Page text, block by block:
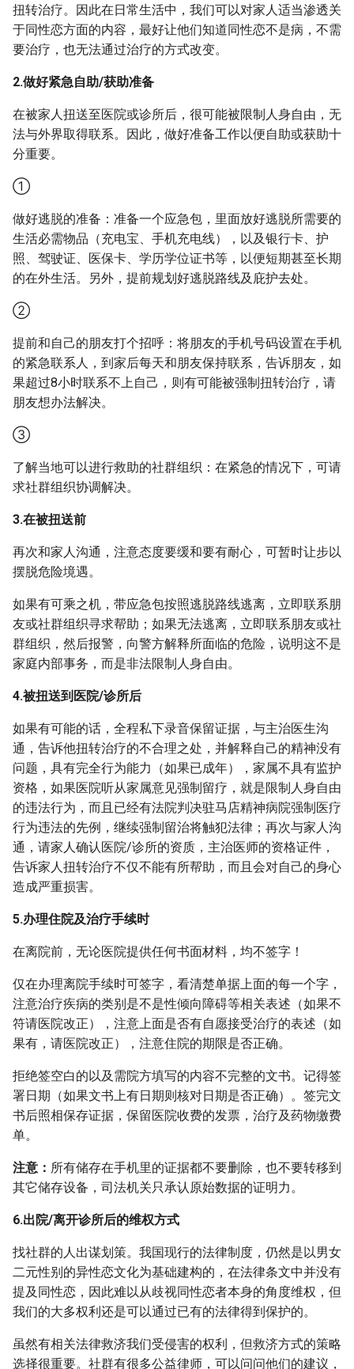
扭转治疗。因此在日常生活中，我们可以对家人适当渗透关
于同性恋方面的内容，最好让他们知道同性恋不是病，不需
要治疗，也无法通过治疗的方式改变。
2.做好紧急自助/获助准备
在被家人扭送至医院或诊所后，很可能被限制人身自由，无
法与外界取得联系。因此，做好准备工作以便自助或获助十
分重要。
①
做好逃脱的准备：准备一个应急包，里面放好逃脱所需要的
生活必需物品（充电宝、手机充电线），以及银行卡、护
照、驾驶证、医保卡、学历学位证书等，以便短期甚至长期
的在外生活。另外，提前规划好逃脱路线及庇护去处。
②
提前和自己的朋友打个招呼：将朋友的手机号码设置在手机
的紧急联系人，到家后每天和朋友保持联系，告诉朋友，如
果超过8小时联系不上自己，则有可能被强制扭转治疗，请
朋友想办法解决。
③
了解当地可以进行救助的社群组织：在紧急的情况下，可请
求社群组织协调解决。
3.在被扭送前
再次和家人沟通，注意态度要缓和要有耐心，可暂时让步以
摆脱危险境遇。
如果有可乘之机，带应急包按照逃脱路线逃离，立即联系朋
友或社群组织寻求帮助；如果无法逃离，立即联系朋友或社
群组织，然后报警，向警方解释所面临的危险，说明这不是
家庭内部事务，而是非法限制人身自由。
4.被扭送到医院/诊所后
如果有可能的话，全程私下录音保留证据，与主治医生沟
通，告诉他扭转治疗的不合理之处，并解释自己的精神没有
问题，具有完全行为能力（如果已成年），家属不具有监护
资格，如果医院听从家属意见强制留疗，就是限制人身自由
的违法行为，而且已经有法院判决驻马店精神病院强制医疗
行为违法的先例，继续强制留治将触犯法律；再次与家人沟
通，请家人确认医院/诊所的资质，主治医师的资格证件，
告诉家人扭转治疗不仅不能有所帮助，而且会对自己的身心
造成严重损害。
5.办理住院及治疗手续时
在离院前，无论医院提供任何书面材料，均不签字！
仅在办理离院手续时可签字，看清楚单据上面的每一个字，
注意治疗疾病的类别是不是性倾向障碍等相关表述（如果不
符请医院改正），注意上面是否有自愿接受治疗的表述（如
果有，请医院改正），注意住院的期限是否正确。
拒绝签空白的以及需院方填写的内容不完整的文书。记得签
署日期（如果文书上有日期则核对日期是否正确）。签完文
书后照相保存证据，保留医院收费的发票，治疗及药物缴费
单。
注意： 所有储存在手机里的证据都不要删除，也不要转移到
其它储存设备，司法机关只承认原始数据的证明力。
6.出院/离开诊所后的维权方式
找社群的人出谋划策。我国现行的法律制度，仍然是以男女
二元性别的异性恋文化为基础建构的，在法律条文中并没有
提及同性恋，因此难以从歧视同性恋者本身的角度维权，但
我们的大多权利还是可以通过已有的法律得到保护的。
虽然有相关法律救济我们受侵害的权利，但救济方式的策略
选择很重要。社群有很多公益律师，可以问问他们的建议，